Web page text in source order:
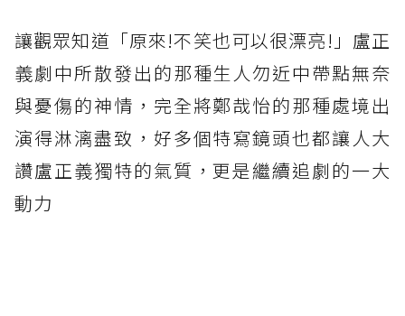
讓觀眾知道「原來!不笑也可以很漂亮!」盧正
義劇中所散發出的那種生人勿近中帶點無奈
與憂傷的神情，完全將鄭哉怡的那種處境出
演得淋漓盡致，好多個特寫鏡頭也都讓人大
讚盧正義獨特的氣質，更是繼續追劇的一大
動力